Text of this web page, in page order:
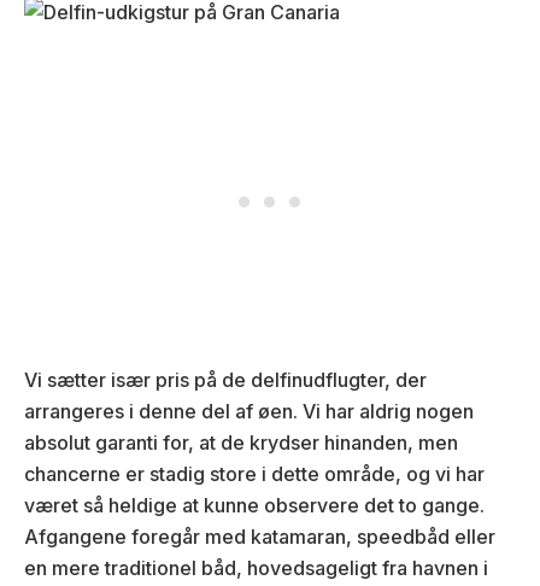
Vi sætter især pris på de delfinudflugter, der
arrangeres i denne del af øen. Vi har aldrig nogen
absolut garanti for, at de krydser hinanden, men
chancerne er stadig store i dette område, og vi har
været så heldige at kunne observere det to gange.
Afgangene foregår med katamaran, speedbåd eller
en mere traditionel båd, hovedsageligt fra havnen i